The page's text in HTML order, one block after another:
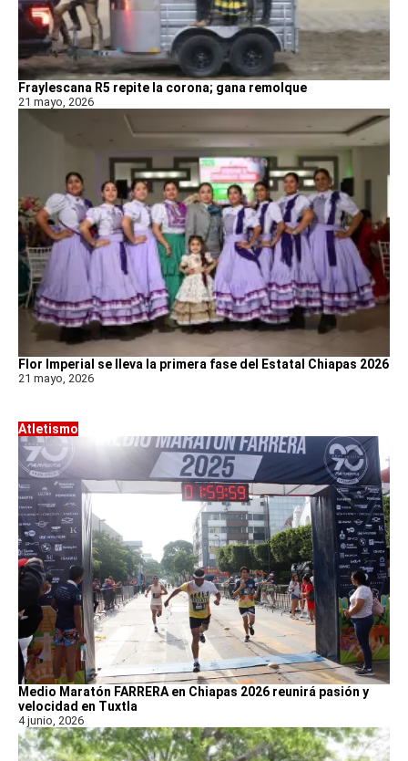
Fraylescana R5 repite la corona; gana remolque
21 mayo, 2026
Flor Imperial se lleva la primera fase del Estatal Chiapas 2026
21 mayo, 2026
Atletismo
Medio Maratón FARRERA en Chiapas 2026 reunirá pasión y
velocidad en Tuxtla
4 junio, 2026